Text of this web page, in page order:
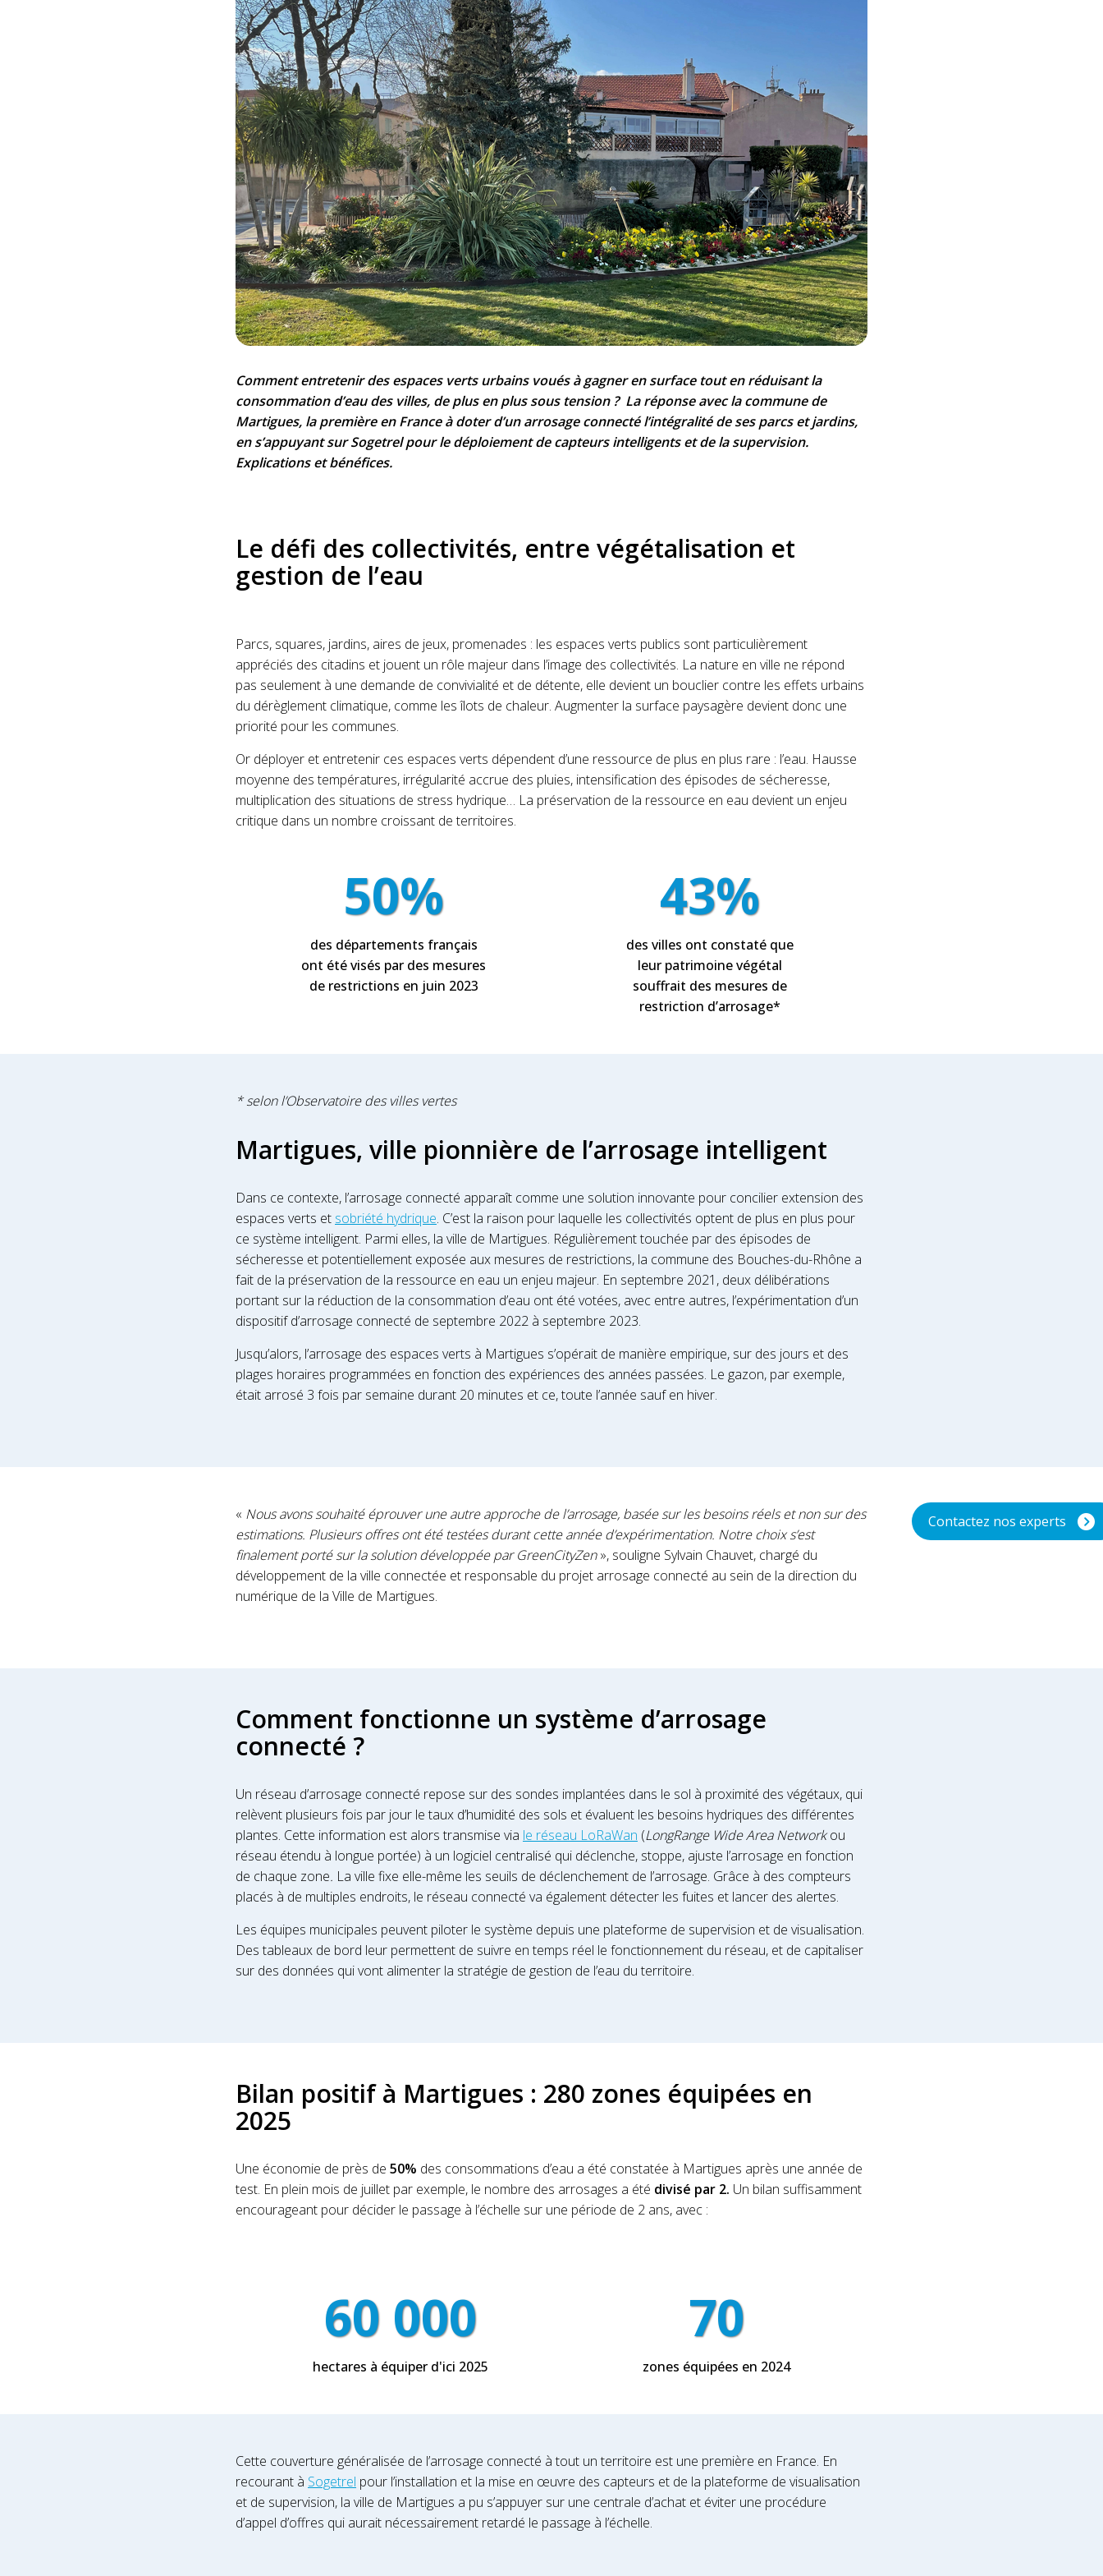
Comment entretenir des espaces verts urbains voués à gagner en surface tout en réduisant la
consommation d’eau des villes, de plus en plus sous tension ? La réponse avec la commune de
Martigues, la première en France à doter d’un arrosage connecté l’intégralité de ses parcs et jardins,
en s’appuyant sur Sogetrel pour le déploiement de capteurs intelligents et de la supervision.
Explications et bénéfices.
Le défi des collectivités, entre végétalisation et
gestion de l’eau
Parcs, squares, jardins, aires de jeux, promenades : les espaces verts publics sont particulièrement
appréciés des citadins et jouent un rôle majeur dans l’image des collectivités. La nature en ville ne répond
pas seulement à une demande de convivialité et de détente, elle devient un bouclier contre les effets urbains
du dérèglement climatique, comme les îlots de chaleur. Augmenter la surface paysagère devient donc une
priorité pour les communes.
Or déployer et entretenir ces espaces verts dépendent d’une ressource de plus en plus rare : l’eau. Hausse
moyenne des températures, irrégularité accrue des pluies, intensification des épisodes de sécheresse,
multiplication des situations de stress hydrique… La préservation de la ressource en eau devient un enjeu
critique dans un nombre croissant de territoires.
50%
des départements français
ont été visés par des mesures
de restrictions en juin 2023
43%
des villes ont constaté que
leur patrimoine végétal
souffrait des mesures de
restriction d’arrosage*
* selon l’Observatoire des villes vertes
Martigues, ville pionnière de l’arrosage intelligent
Dans ce contexte, l’arrosage connecté apparaît comme une solution innovante pour concilier extension des
espaces verts et sobriété hydrique. C’est la raison pour laquelle les collectivités optent de plus en plus pour
ce système intelligent. Parmi elles, la ville de Martigues. Régulièrement touchée par des épisodes de
sécheresse et potentiellement exposée aux mesures de restrictions, la commune des Bouches-du-Rhône a
fait de la préservation de la ressource en eau un enjeu majeur. En septembre 2021, deux délibérations
portant sur la réduction de la consommation d’eau ont été votées, avec entre autres, l’expérimentation d’un
dispositif d’arrosage connecté de septembre 2022 à septembre 2023.
Jusqu’alors, l’arrosage des espaces verts à Martigues s’opérait de manière empirique, sur des jours et des
plages horaires programmées en fonction des expériences des années passées. Le gazon, par exemple,
était arrosé 3 fois par semaine durant 20 minutes et ce, toute l’année sauf en hiver.
« Nous avons souhaité éprouver une autre approche de l’arrosage, basée sur les besoins réels et non sur des
estimations. Plusieurs offres ont été testées durant cette année d’expérimentation. Notre choix s’est
finalement porté sur la solution développée par GreenCityZen», souligne Sylvain Chauvet, chargé du
développement de la ville connectée et responsable du projet arrosage connecté au sein de la direction du
numérique de la Ville de Martigues.
Comment fonctionne un système d’arrosage
connecté ?
Un réseau d’arrosage connecté repose sur des sondes implantées dans le sol à proximité des végétaux, qui
relèvent plusieurs fois par jour le taux d’humidité des sols et évaluent les besoins hydriques des différentes
plantes. Cette information est alors transmise via le réseau LoRaWan (LongRange Wide Area Networkou
réseau étendu à longue portée) à un logiciel centralisé qui déclenche, stoppe, ajuste l’arrosage en fonction
de chaque zone. La ville fixe elle-même les seuils de déclenchement de l’arrosage. Grâce à des compteurs
placés à de multiples endroits, le réseau connecté va également détecter les fuites et lancer des alertes.
Les équipes municipales peuvent piloter le système depuis une plateforme de supervision et de visualisation.
Des tableaux de bord leur permettent de suivre en temps réel le fonctionnement du réseau, et de capitaliser
sur des données qui vont alimenter la stratégie de gestion de l’eau du territoire.
Bilan positif à Martigues : 280 zones équipées en
2025
Une économie de près de 50% des consommations d’eau a été constatée à Martigues après une année de
test. En plein mois de juillet par exemple, le nombre des arrosages a été divisé par 2. Un bilan suffisamment
encourageant pour décider le passage à l’échelle sur une période de 2 ans, avec :
60 000
hectares à équiper d'ici 2025
70
zones équipées en 2024
Cette couverture généralisée de l’arrosage connecté à tout un territoire est une première en France. En
recourant à Sogetrel pour l’installation et la mise en œuvre des capteurs et de la plateforme de visualisation
et de supervision, la ville de Martigues a pu s’appuyer sur une centrale d’achat et éviter une procédure
d’appel d’offres qui aurait nécessairement retardé le passage à l’échelle.
Contactez nos experts